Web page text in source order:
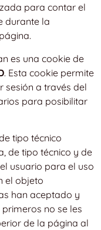
para contar el
durante la
es una cookie de
. Esta cookie permite
sesión a través del
para posibilitar
tipo técnico
de tipo técnico y de
usuario para el uso
el objeto
han aceptado y
no se les
de la página al